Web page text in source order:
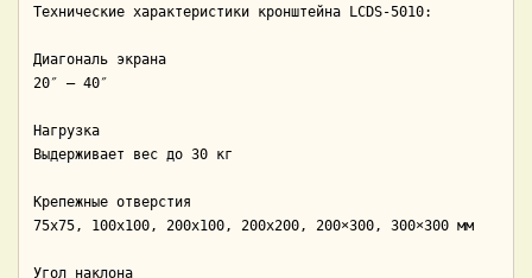
Технические характеристики кронштейна LCDS-5010:
Диагональ экрана
20″ – 40″
Нагрузка
Выдерживает вес до 30 кг
Крепежные отверстия
75х75, 100х100, 200х100, 200х200, 200×300, 300×300 мм
Угол наклона